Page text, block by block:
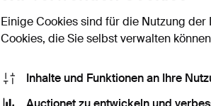
166 USD 54
Einige Cookies sind für die Nutzung
Cookies, die Sie selbst verwalten
Inhalte und Funktionen an Ihre